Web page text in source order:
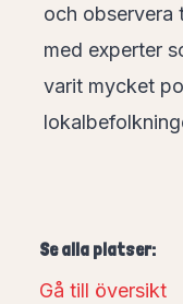
och observera
med experter
varit mycket
Se alla platser:
Gå till översikt